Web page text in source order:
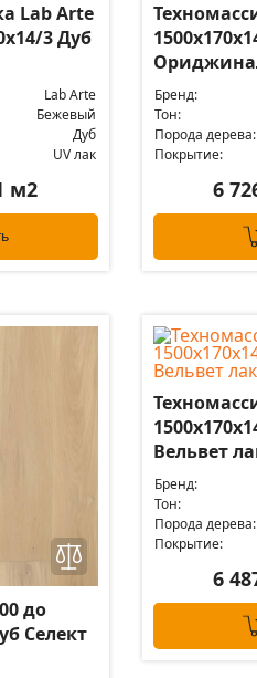
Lab Arte
3 Дуб
Lab Arte
Бежевый
Дуб
UV лак
м2
Бренд:
Тон:
Порода дерева:
Покрытие:
6
до
Селект
Вельвет
Бренд:
Тон:
Порода дерева:
Покрытие:
6